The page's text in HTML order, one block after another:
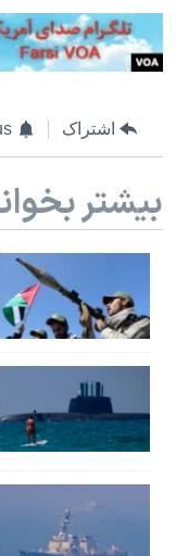
اشتراک
بیشتر